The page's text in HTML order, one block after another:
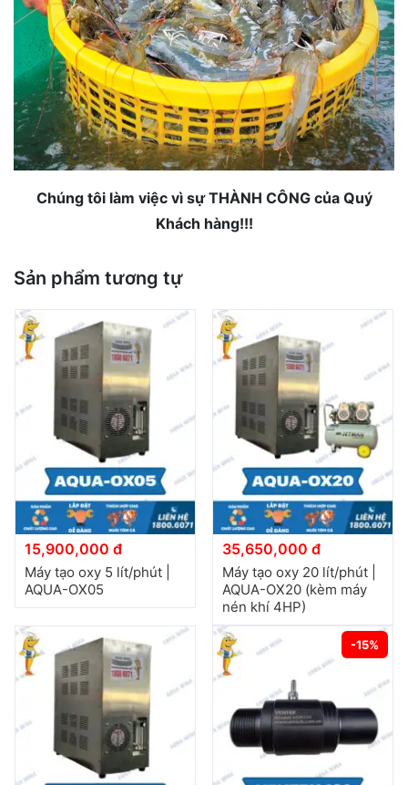
Chúng tôi làm việc vì sự THÀNH CÔNG của Quý
Khách hàng!!!
Sản phẩm tương tự
15,900,000 đ
Máy tạo oxy 5 lít/phút |
AQUA-OX05
35,650,000 đ
Máy tạo oxy 20 lít/phút |
AQUA-OX20 (kèm máy
nén khí 4HP)
-15%